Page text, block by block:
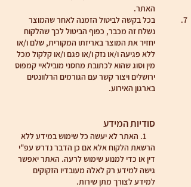
האתר.
בכל בקשה לביטול הזמנה לאחר שהמוצר
נשלח זה מכבר, כפוף הביטול לכך שהלקוח
יחזיר את המוצר באריזתו המקורית, שלם ו/או
ללא פגיעה ו/או נזק ו/או פגם ו/או קלקול מכל
מין וסוג שהוא לכתובת מחסני מובילאיי קמפוס
ירושלים ויצור קשר עם הגורמים הרלוונטים
בארגון האירוע.
סודיות המידע
1. האתר לא יעשה כל שימוש במידע ללא
הרשאת הלקוח אלא אם כן הדבר נדרש עפ"י
דין או כדי למנוע שימוש לרעה. האתר יאפשר
גישה למידע רק לאלה מעובדיו הזקוקים
למידע לצורך מתן שירות.